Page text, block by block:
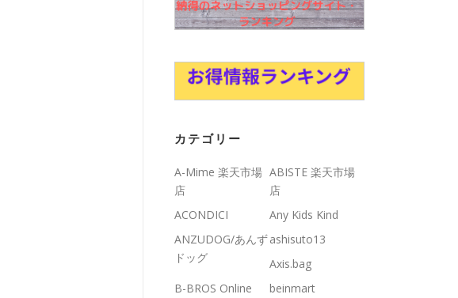
カテゴリー
A-Mime 楽天市場
店
ABISTE 楽天市場
店
ACONDICI
Any Kids Kind
ANZUDOG/あんず
ドッグ
ashisuto13
Axis.bag
B-BROS Online
beinmart